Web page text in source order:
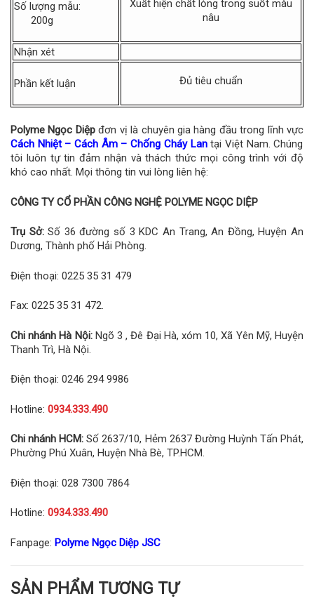
Số lượng mẫu:
200g
Xuất hiện chất lỏng trong suốt màu
nâu
Nhận xét
Phần kết luận Đủ tiêu chuẩn
Polyme Ngọc Diệpđơn vị là chuyên gia hàng đầu trong lĩnh vực
Cách Nhiệt–Cách Âm–Chống Cháy Lan tại Việt Nam. Chúng
tôi luôn tự tin đảm nhận và thách thức mọi công trình với độ
khó cao nhất. Mọi thông tin vui lòng liên hệ:
CÔNG TY CỔ PHẦN CÔNG NGHỆ POLYME NGỌC DIỆP
Trụ Sở:Số 36 đường số 3 KDC An Trang, An Đồng, Huyện An
Dương, Thành phố Hải Phòng.
Điện thoại: 0225 35 31 479
Fax: 0225 35 31 472.
Chi nhánh Hà Nội:Ngõ 3 , Đê Đại Hà, xóm 10, Xã Yên Mỹ, Huyện
Thanh Trì, Hà Nội.
Điện thoại: 0246 294 9986
Hotline: 0934.333.490
Chi nhánh HCM:Số 2637/10, Hẻm 2637 Đường Huỳnh Tấn Phát,
Phường Phú Xuân, Huyện Nhà Bè, TP.HCM.
Điện thoại: 028 7300 7864
Hotline: 0934.333.490
Fanpage: Polyme Ngọc Diệp JSC
SẢN PHẨM TƯƠNG TỰ